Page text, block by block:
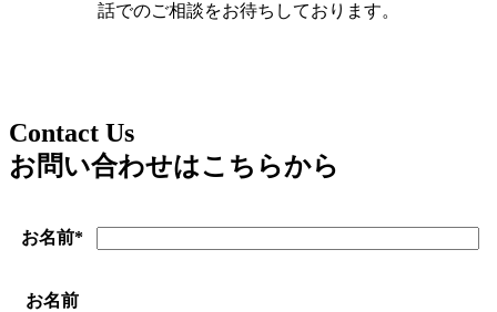
話でのご相談をお待ちしております。
Contact Us
お問い合わせはこちらから
お名前*
お名前